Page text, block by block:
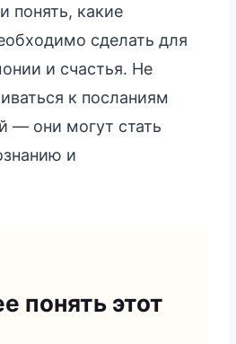
понять, какие
сделать для
и счастья. Не
к посланиям
— они могут стать
и
понять этот